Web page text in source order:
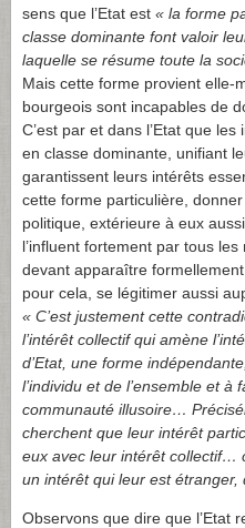
sens que l’Etat est « la forme
classe dominante font valoir
laquelle se résume toute la
Mais cette forme provient elle-
bourgeois sont incapables de
C’est par et dans l’Etat que
en classe dominante, unifiant
garantissent leurs intérêts
cette forme particulière,
politique, extérieure à eux
l’influent fortement par tous les
devant apparaître
pour cela, se légitimer aussi
« C’est justement cette
l’intérêt collectif qui amène
d’Etat, une forme
l’individu et de l’ensemble et
communauté illusoire…
cherchent que leur intérêt
eux avec leur intérêt collectif…
un intérêt qui leur est
Observons que dire que l’Etat